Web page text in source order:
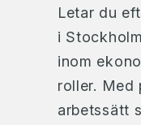
Letar du
i
inom
roller. Med
arbetssätt